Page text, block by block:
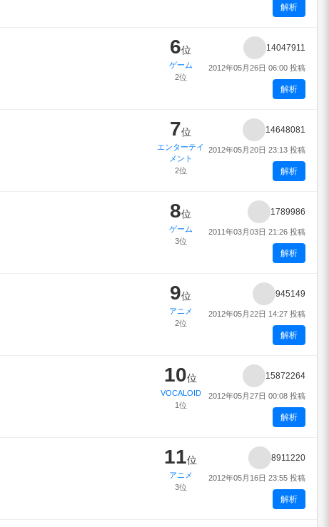
解析
6位
ゲーム
2位
14047911
2012年05月26日 06:00 投稿
解析
7位
エンターテイ
メント
2位
14648081
2012年05月20日 23:13 投稿
解析
8位
ゲーム
3位
1789986
2011年03月03日 21:26 投稿
解析
9位
アニメ
2位
945149
2012年05月22日 14:27 投稿
解析
10位
VOCALOID
1位
15872264
2012年05月27日 00:08 投稿
解析
11位
アニメ
3位
8911220
2012年05月16日 23:55 投稿
解析